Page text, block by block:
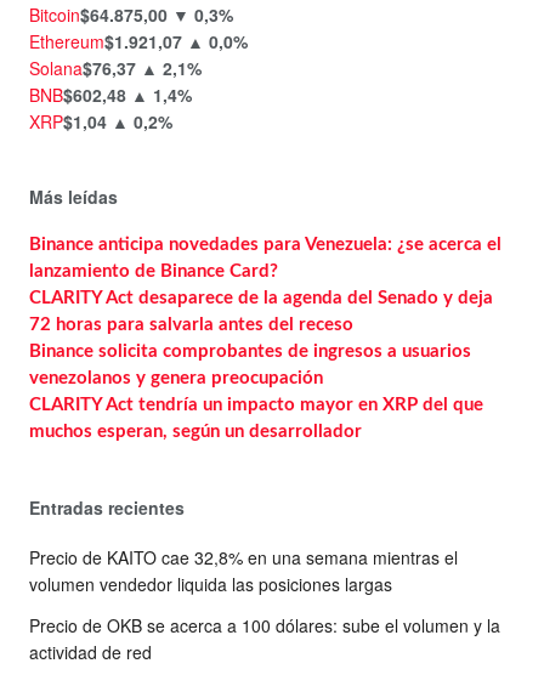
Bitcoin$64.875,00 ▼ 0,3%
Ethereum$1.921,07 ▲ 0,0%
Solana$76,37 ▲ 2,1%
BNB$602,48 ▲ 1,4%
XRP$1,04 ▲ 0,2%
Más leídas
Binance anticipa novedades para Venezuela: ¿se acerca el
lanzamiento de Binance Card?
CLARITY Act desaparece de la agenda del Senado y deja
72 horas para salvarla antes del receso
Binance solicita comprobantes de ingresos a usuarios
venezolanos y genera preocupación
CLARITY Act tendría un impacto mayor en XRP del que
muchos esperan, según un desarrollador
Entradas recientes
Precio de KAITO cae 32,8% en una semana mientras el
volumen vendedor liquida las posiciones largas
Precio de OKB se acerca a 100 dólares: sube el volumen y la
actividad de red